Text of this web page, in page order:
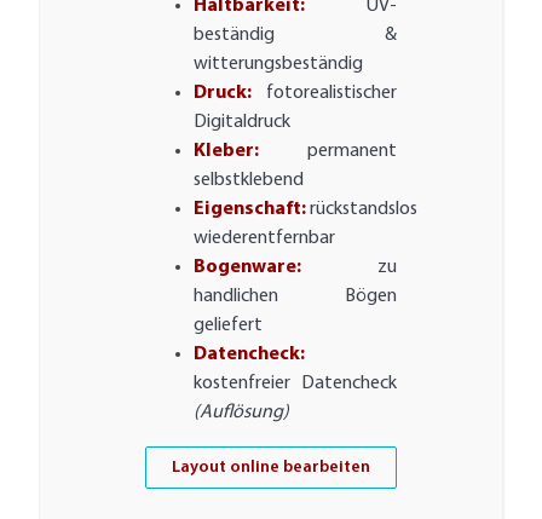
Haltbarkeit: UV-
beständig &
witterungsbeständig
Druck: fotorealistischer
Digitaldruck
Kleber: permanent
selbstklebend
Eigenschaft:rückstandslos
wiederentfernbar
Bogenware: zu
handlichen Bögen
geliefert
Datencheck:
kostenfreier Datencheck
(Auflösung)
Layout online bearbeiten